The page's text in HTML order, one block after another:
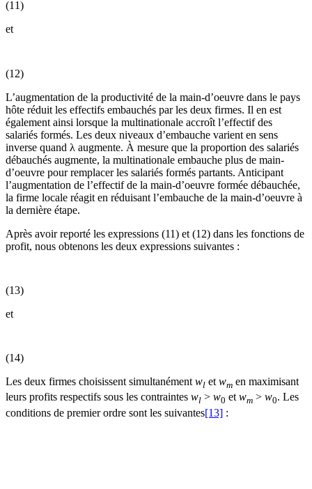
(11)
et
(12)
L’augmentation de la productivité de la main-d’oeuvre dans le pays
hôte réduit les effectifs embauchés par les deux firmes. Il en est
également ainsi lorsque la multinationale accroît l’effectif des
salariés formés. Les deux niveaux d’embauche varient en sens
inverse quand λ augmente. À mesure que la proportion des salariés
débauchés augmente, la multinationale embauche plus de main-
d’oeuvre pour remplacer les salariés formés partants. Anticipant
l’augmentation de l’effectif de la main-d’oeuvre formée débauchée,
la firme locale réagit en réduisant l’embauche de la main-d’oeuvre à
la dernière étape.
Après avoir reporté les expressions (11) et (12) dans les fonctions de
profit, nous obtenons les deux expressions suivantes :
(13)
et
(14)
Les deux firmes choisissent simultanément wl et wm en maximisant
leurs profits respectifs sous les contraintes wl > w0 et wm > w0. Les
conditions de premier ordre sont les suivantes[13] :